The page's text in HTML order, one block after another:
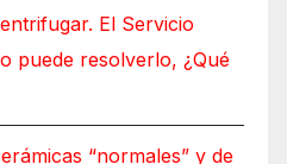
El Servicio
puede resolverlo, ¿Qué
“normales” y de